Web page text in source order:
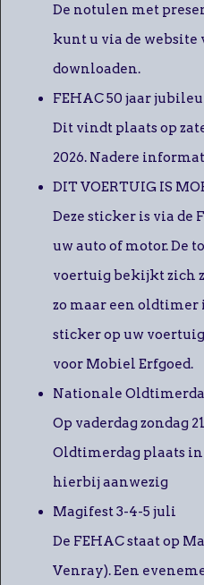
De notulen met
kunt u via de website
downloaden.
FEHAC 50 jaar
Dit vindt plaats op
2026. Nadere
DIT VOERTUIG IS
Deze sticker is via de
uw auto of motor. De
voertuig bekijkt zich
zo maar een oldtimer
sticker op uw
voor Mobiel Erfgoed.
Nationale
Op vaderdag zondag
Oldtimerdag plaats in
hierbij aanwezig
Magifest 3-4-5 juli
De FEHAC staat op
Venray). Een